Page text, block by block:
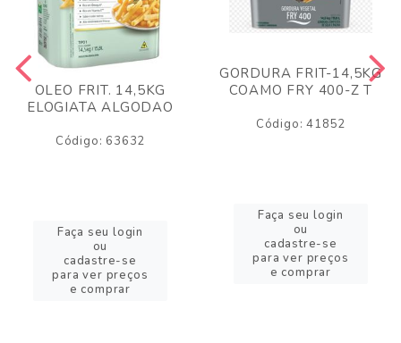
OLEO FRIT. 14,5KG
ELOGIATA ALGODAO
Código: 63632
Faça seu login
ou
cadastre-se
para ver preços
e comprar
GORDURA FRIT-14,5KG
COAMO FRY 400-Z T
Código: 41852
Faça seu login
ou
cadastre-se
para ver preços
e comprar